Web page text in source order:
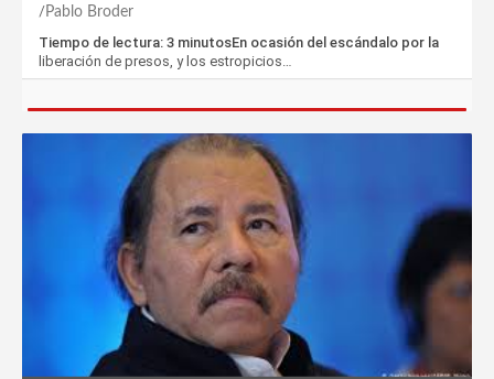
Pablo Broder
Tiempo de lectura: 3 minutosEn ocasión del escándalo por la
liberación de presos, y los estropicios…